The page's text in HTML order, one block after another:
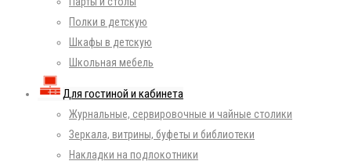
Полки в детскую
Шкафы в детскую
Школьная мебель
Для гостиной и кабинета
Журнальные, сервировочные и чайные столики
Зеркала, витрины, буфеты и библиотеки
Накладки на подлокотники